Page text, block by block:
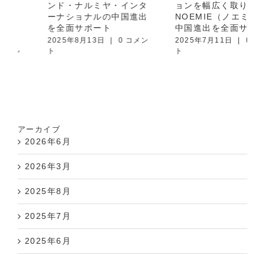
ンド・ナルミヤ・インタ
ーナショナルの中国進出
を全面サポート
2025年8月13日 |
0 コメン
ト
ョンを幅広く取り扱う
NOEMIE（ノエミー）の
中国進出を全面サポート
2025年7月11日 |
0 コメン
アーカイブ
2026年6月
2026年3月
2025年8月
2025年7月
2025年6月